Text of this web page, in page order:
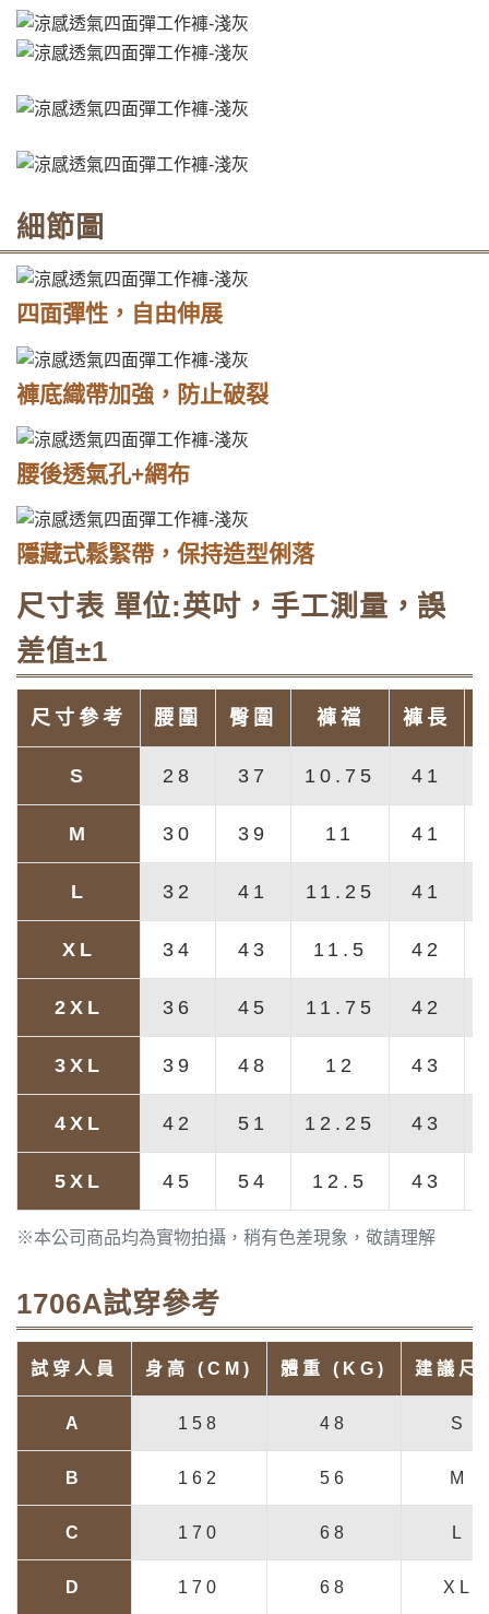
細節圖
四面彈性，自由伸展
褲底織帶加強，防止破裂
腰後透氣孔+網布
隱藏式鬆緊帶，保持造型俐落
尺寸表 單位:英吋，手工測量，誤
差值±1
※本公司商品均為實物拍攝，稍有色差現象，敬請理解
尺寸參考 腰圍 臀圍 褲襠 褲長
S 28 37 10.75 41
M 30 39 11 41
L 32 41 11.25 41
XL 34 43 11.5 42
2XL 36 45 11.75 42
3XL 39 48 12 43
4XL 42 51 12.25 43
5XL 45 54 12.5 43
1706A試穿參考
試穿人員 身高 (CM) 體重 (KG) 建議尺
A 158 48 S
B 162 56 M
C 170 68 L
D 170 68 XL